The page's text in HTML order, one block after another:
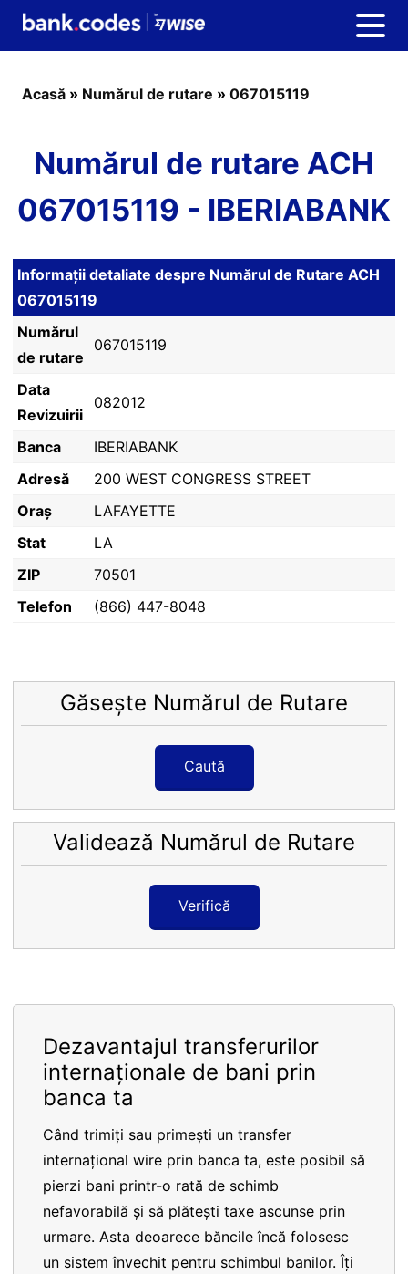
Acasă » Numărul de rutare » 067015119
Numărul de rutare ACH
067015119 - IBERIABANK
Informații detaliate despre Numărul de Rutare ACH
067015119
Numărul
de rutare
067015119
Data
Revizuirii
082012
Banca
IBERIABANK
Adresă
200 WEST CONGRESS STREET
Oraș
LAFAYETTE
Stat
LA
ZIP
70501
Telefon
(866) 447-8048
Găsește Numărul de Rutare
Caută
Validează Numărul de Rutare
Verifică
Dezavantajul transferurilor
internaționale de bani prin
banca ta
Când trimiți sau primești un transfer
internațional wire prin banca ta, este posibil să
pierzi bani printr-o rată de schimb
nefavorabilă și să plătești taxe ascunse prin
urmare. Asta deoarece băncile încă folosesc
un sistem învechit pentru schimbul banilor. Îți